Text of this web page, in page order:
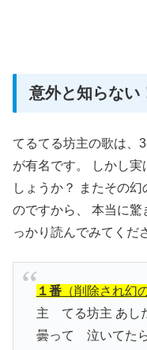
意外と知らない
てるてる坊主の歌は、
が有名です。 しかし
しょうか？ またその
のですから、 本当に驚
っかり読んでみてくだ
１番（削除され幻
主 てる坊主 あし
曇って 泣いてた